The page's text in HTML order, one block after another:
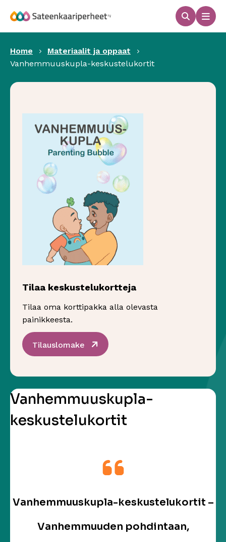
sisältöön
Haku
Home
Materiaalit ja oppaat
Vanhemmuuskupla-keskustelukortit
Tilaa keskustelukortteja
Tilaa oma korttipakka alla olevasta
painikkeesta.
Tilauslomake Sivu avautuu uudessa ikkunassa
Vanhemmuuskupla-
keskustelukortit
Vanhemmuuskupla-keskustelukortit –
Vanhemmuuden pohdintaan,